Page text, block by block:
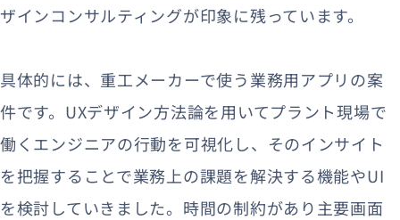
ザインコンサルティングが印象に残っています。
具体的には、重工メーカーで使う業務用アプリの案
件です。UXデザイン方法論を用いてプラント現場で
働くエンジニアの行動を可視化し、そのインサイト
を把握することで業務上の課題を解決する機能やUI
を検討していきました。時間の制約があり主要画面